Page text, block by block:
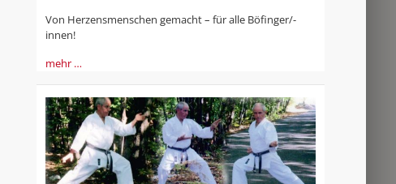
Von Herzensmenschen gemacht – für alle Böfinger/-
innen!
mehr …